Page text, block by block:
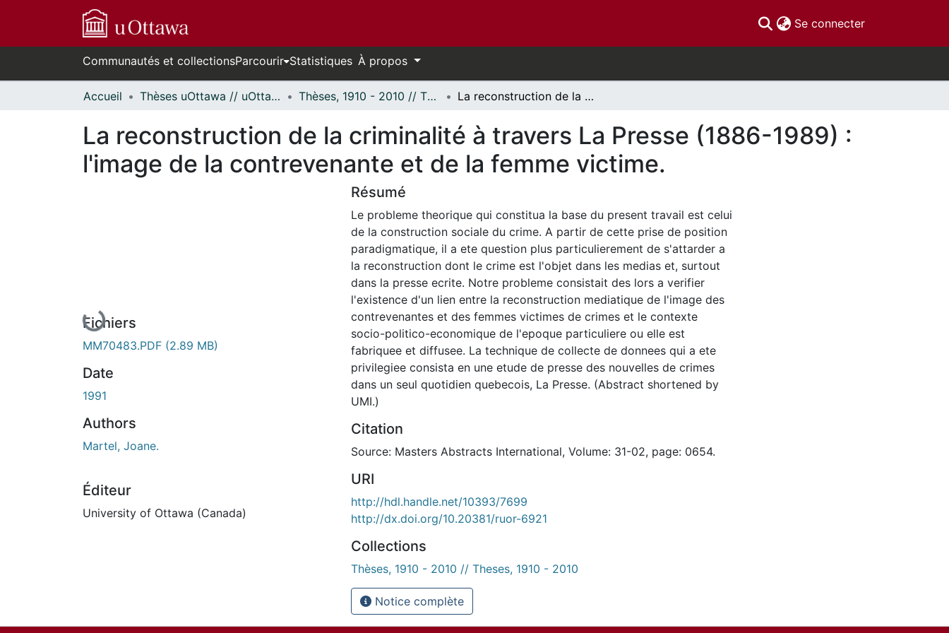
Se connecter(current)
Communautés et collectionsParcourir Statistiques À propos
Accueil Thèses uOttawa // uOttawa Theses Thèses, 1910 - 2010 // Theses, 1910 - 2010 La reconstruction de la criminalité à travers La Presse (1886-1989) : l'image de la contrevenante et de la femme victime.
La reconstruction de la criminalité à travers La Presse (1886-1989) :
l'image de la contrevenante et de la femme victime.
En cours de chargement...
Fichiers
MM70483.PDF (2.89 MB)
Date
1991
Authors
Martel, Joane.
Éditeur
University of Ottawa (Canada)
Résumé
Le probleme theorique qui constitua la base du present travail est celui
de la construction sociale du crime. A partir de cette prise de position
paradigmatique, il a ete question plus particulierement de s'attarder a
la reconstruction dont le crime est l'objet dans les medias et, surtout
dans la presse ecrite. Notre probleme consistait des lors a verifier
l'existence d'un lien entre la reconstruction mediatique de l'image des
contrevenantes et des femmes victimes de crimes et le contexte
socio-politico-economique de l'epoque particuliere ou elle est
fabriquee et diffusee. La technique de collecte de donnees qui a ete
privilegiee consista en une etude de presse des nouvelles de crimes
dans un seul quotidien quebecois, La Presse. (Abstract shortened by
UMI.)
Citation
Source: Masters Abstracts International, Volume: 31-02, page: 0654.
URI
http://hdl.handle.net/10393/7699
http://dx.doi.org/10.20381/ruor-6921
Collections
Thèses, 1910 - 2010 // Theses, 1910 - 2010
Notice complète